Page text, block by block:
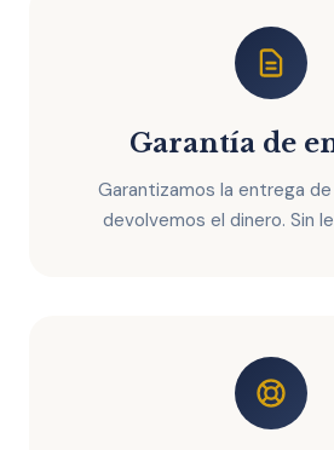
Garantía de
Garantizamos la entrega
devolvemos el dinero. Sin